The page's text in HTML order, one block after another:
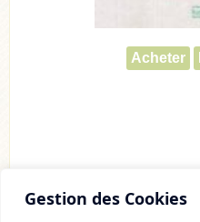
Gestion des Cookies
Acheter